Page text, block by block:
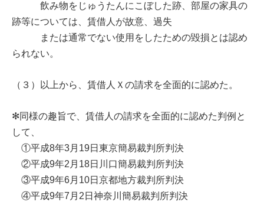
飲み物をじゅうたんにこぼした跡、部屋の家具の
跡等については、賃借人が故意、過失
または通常でない使用をしたための毀損とは認め
られない。
（３）以上から、賃借人Ｘの請求を全面的に認めた。
✻同様の趣旨で、賃借人の請求を全面的に認めた判例と
して、
①平成8年3月19日東京簡易裁判所判決
②平成9年2月18日川口簡易裁判所判決
③平成9年6月10日京都地方裁判所判決
④平成9年7月2日神奈川簡易裁判所判決